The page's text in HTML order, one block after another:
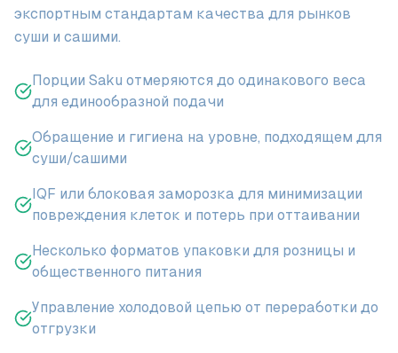
экспортным стандартам качества для рынков
суши и сашими.
Порции Saku отмеряются до одинакового веса
для единообразной подачи
Обращение и гигиена на уровне, подходящем для
суши/сашими
IQF или блоковая заморозка для минимизации
повреждения клеток и потерь при оттаивании
Несколько форматов упаковки для розницы и
общественного питания
Управление холодовой цепью от переработки до
отгрузки